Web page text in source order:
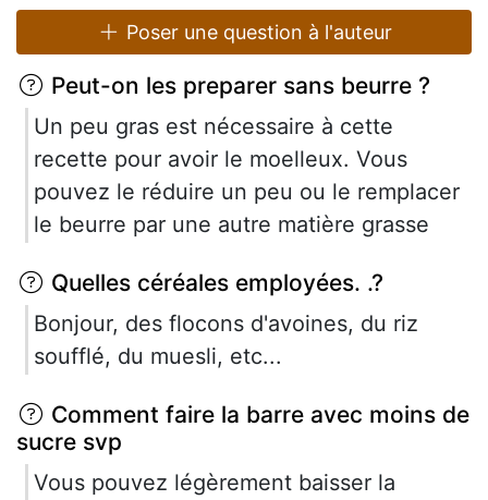
Poser une question à l'auteur
Peut-on les preparer sans beurre ?
Un peu gras est nécessaire à cette
recette pour avoir le moelleux. Vous
pouvez le réduire un peu ou le remplacer
le beurre par une autre matière grasse
Quelles céréales employées. .?
Bonjour, des flocons d'avoines, du riz
soufflé, du muesli, etc...
Comment faire la barre avec moins de
sucre svp
Vous pouvez légèrement baisser la